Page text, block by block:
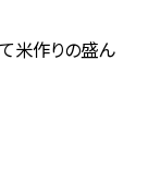
米作りの盛ん